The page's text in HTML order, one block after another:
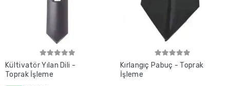
Kültivatör Yılan Dili -
Toprak İşleme
Kırlangıç Pabuç - Toprak
İşleme